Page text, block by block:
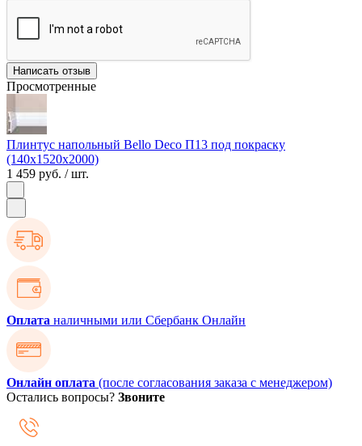
Написать отзыв
Просмотренные
Плинтус напольный Bello Deco П13 под покраску
(140х1520х2000)
1 459 руб. / шт.
Оплата наличными или Сбербанк Онлайн
Онлайн оплата (после согласования заказа с менеджером)
Остались вопросы? Звоните